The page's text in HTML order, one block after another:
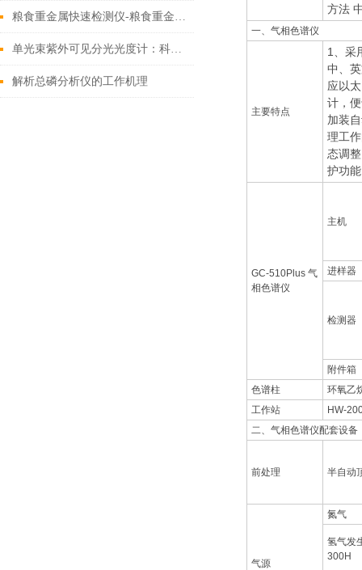
粮食重金属快速检测仪-粮食重金属快速检测仪-粮食重金属快速检测仪
单光束紫外可见分光光度计：科学与工业领域的 “隐形基石”
解析总磷分析仪的工作机理
方法
一、气相色谱仪
主要特点
1、采
中、
应以
计，
加装
理工
态调
护功
GC-510Plus 气
相色谱仪
主机
进样器
检测器
附件箱
色谱柱
环氧乙
工作站
HW-
二、气相色谱仪配套设备
前处理 半自动
气源
氮气
氢气发
300H